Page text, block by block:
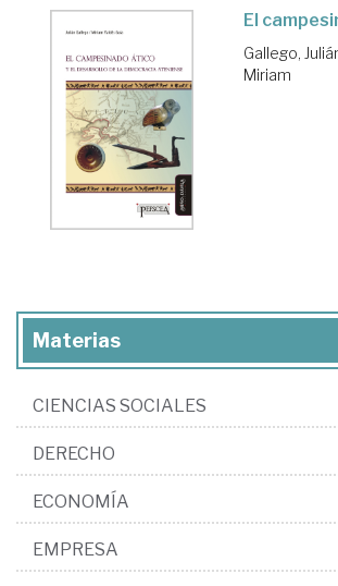
El
Gallego,
Miriam
Materias
CIENCIAS SOCIALES
DERECHO
ECONOMÍA
EMPRESA